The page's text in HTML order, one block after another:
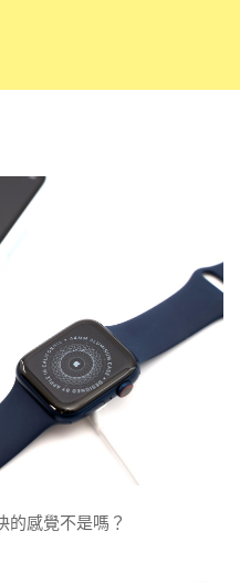
的感覺不是嗎？